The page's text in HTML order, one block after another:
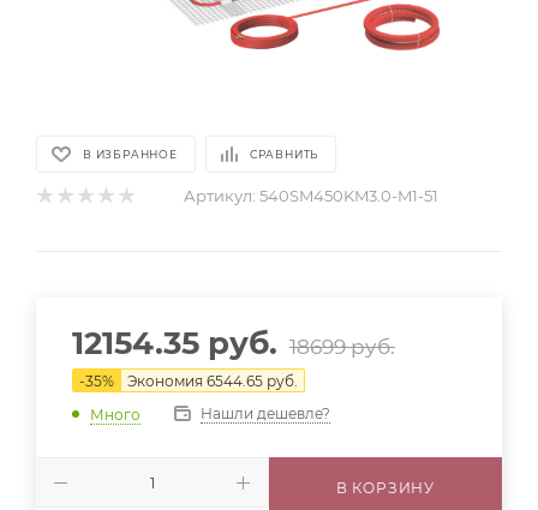
В ИЗБРАННОЕ СРАВНИТЬ
Артикул: 540SM450KM3.0-M1-51
12154.35 руб. 18699руб.
-35% Экономия 6544.65 руб.
Много
Нашли дешевле?
В КОРЗИНУ